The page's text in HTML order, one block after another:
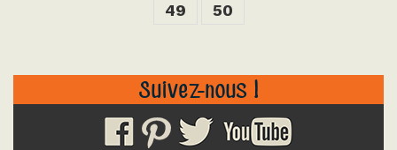
49 50
Suivez-nous !